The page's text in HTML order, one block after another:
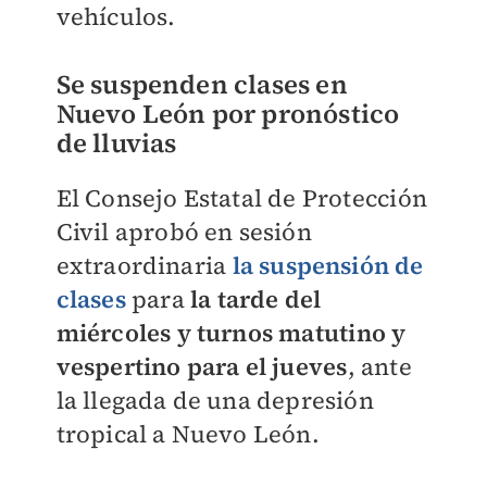
vehículos.
Se suspenden clases en
Nuevo León por pronóstico
de lluvias
El Consejo Estatal de Protección
Civil aprobó en sesión
extraordinaria la suspensión de
clasesparala tarde del
miércoles y turnos matutino y
vespertino para el jueves, ante
la llegada de una depresión
tropical a Nuevo León.